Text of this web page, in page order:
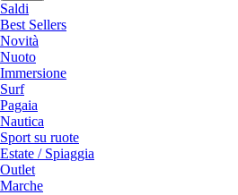
Saldi
Best Sellers
Novità
Nuoto
Immersione
Surf
Pagaia
Nautica
Sport su ruote
Estate / Spiaggia
Outlet
Marche